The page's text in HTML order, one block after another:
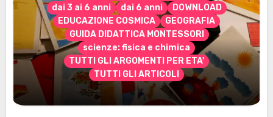
dai 3 ai 6 anni
dai 6 anni
DOWNLOAD
EDUCAZIONE COSMICA
GEOGRAFIA
GUIDA DIDATTICA MONTESSORI
scienze: fisica e chimica
TUTTI GLI ARGOMENTI PER ETA'
TUTTI GLI ARTICOLI
Marzo 2026: nuovi materiali stampabili
per gli abbonati